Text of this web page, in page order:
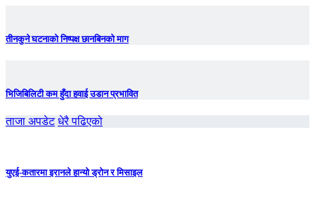
तीनकुने घटनाकाे निष्पक्ष छानबिनकाे माग
भिजिबिलिटी कम हुँदा हवाई उडान प्रभावित
ताजा अपडेट धेरै पढिएको
युएई-कतारमा इरानले हान्यो ड्रोन र मिसाइल